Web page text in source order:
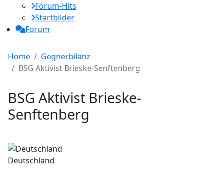
Forum-Hits
Startbilder
Forum
Home
Gegnerbilanz
BSG Aktivist Brieske-Senftenberg
BSG Aktivist Brieske-
Senftenberg
Deutschland